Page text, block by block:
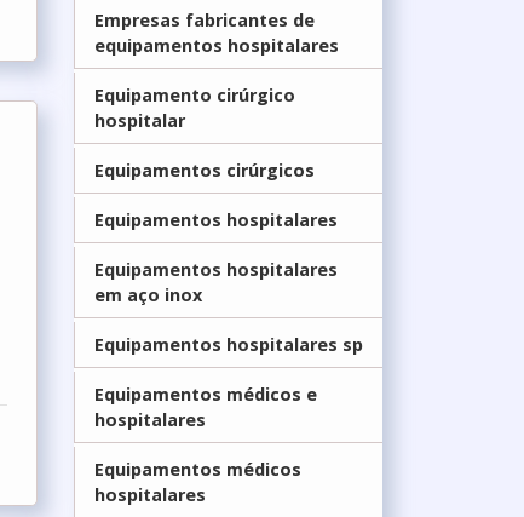
Empresas fabricantes de
equipamentos hospitalares
Equipamento cirúrgico
hospitalar
Equipamentos cirúrgicos
Equipamentos hospitalares
Equipamentos hospitalares
em aço inox
Equipamentos hospitalares sp
Equipamentos médicos e
hospitalares
Equipamentos médicos
hospitalares